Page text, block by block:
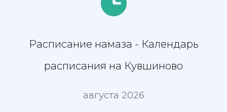
Расписание намаза - Календарь
расписания на Кувшиново
августа 2026